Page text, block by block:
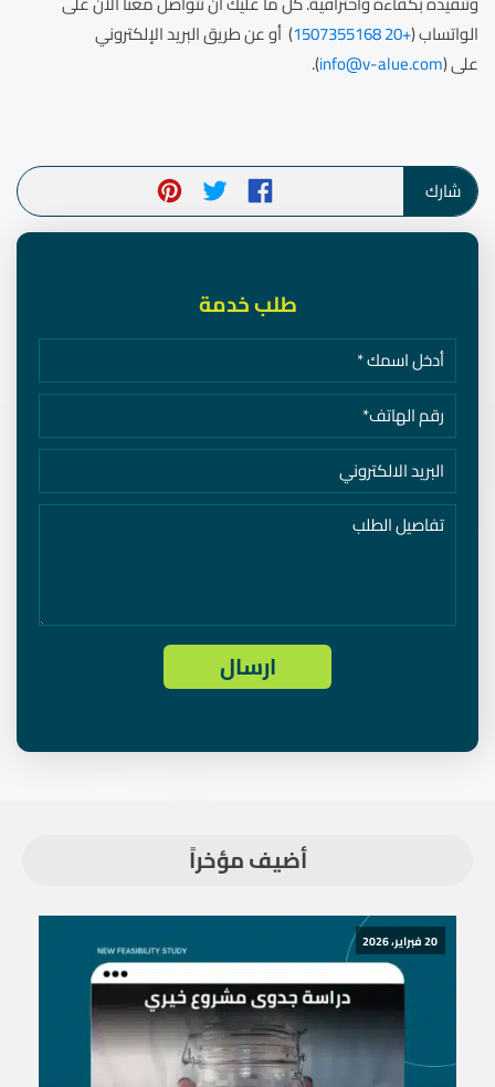
الواتساب (+20 1507355168
) أو عن طريق البريد الإلكتروني
على (info@v-alue.com
).
شارك
طلب خدمة
أضيف مؤخراً
20 فبراير، 2026